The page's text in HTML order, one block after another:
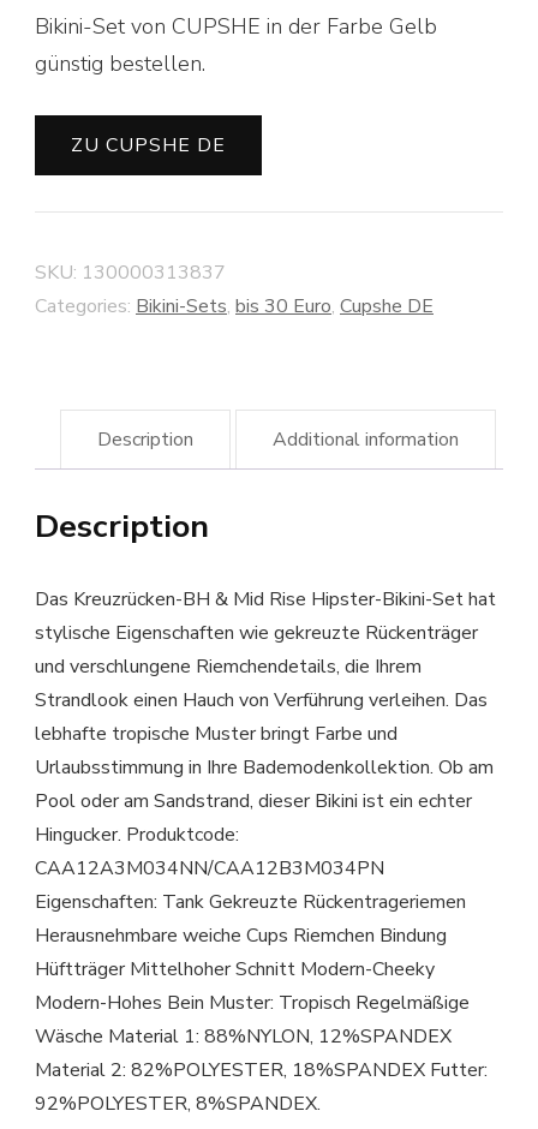
Bikini-Set von CUPSHE in der Farbe Gelb
günstig bestellen.
ZU CUPSHE DE
SKU: 130000313837
Categories: Bikini-Sets, bis 30 Euro, Cupshe DE
Description Additional information
Description
Das Kreuzrücken-BH & Mid Rise Hipster-Bikini-Set hat
stylische Eigenschaften wie gekreuzte Rückenträger
und verschlungene Riemchendetails, die Ihrem
Strandlook einen Hauch von Verführung verleihen. Das
lebhafte tropische Muster bringt Farbe und
Urlaubsstimmung in Ihre Bademodenkollektion. Ob am
Pool oder am Sandstrand, dieser Bikini ist ein echter
Hingucker. Produktcode:
CAA12A3M034NN/CAA12B3M034PN
Eigenschaften: Tank Gekreuzte Rückentrageriemen
Herausnehmbare weiche Cups Riemchen Bindung
Hüftträger Mittelhoher Schnitt Modern-Cheeky
Modern-Hohes Bein Muster: Tropisch Regelmäßige
Wäsche Material 1: 88%NYLON, 12%SPANDEX
Material 2: 82%POLYESTER, 18%SPANDEX Futter:
92%POLYESTER, 8%SPANDEX.